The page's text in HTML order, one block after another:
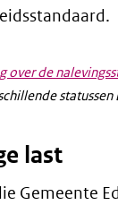
over de
statussen
last
Gemeente